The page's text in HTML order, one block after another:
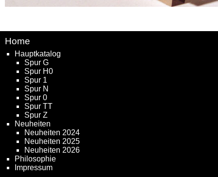
Home
Hauptkatalog
Spur G
Spur H0
Spur 1
Spur N
Spur 0
Spur TT
Spur Z
Neuheiten
Neuheiten 2024
Neuheiten 2025
Neuheiten 2026
Philosophie
Impressum